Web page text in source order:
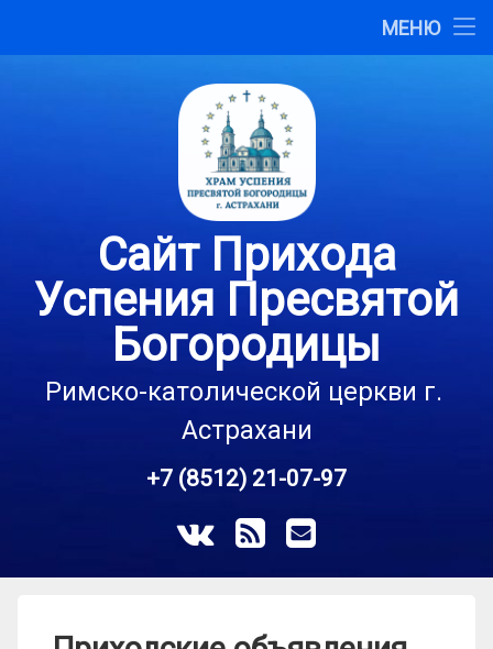
МЕНЮ
Сайт Прихода
Успения Пресвятой
Богородицы
Римско-католической церкви г.
Астрахани
+7 (8512) 21-07-97
ВКонтакте
RSS E-mail